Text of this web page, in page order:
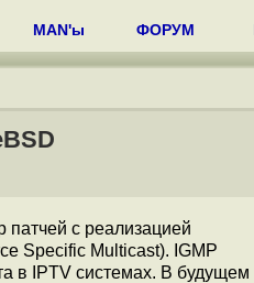
MAN'ы ФОРУМ
с реализацией
Specific Multicast). IGMP
в IPTV системах. В будущем